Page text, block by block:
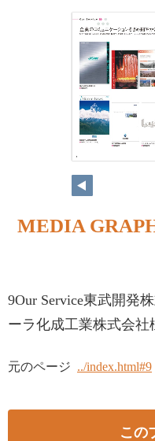
MEDIA
9Our Service東武開発
ーラ化成工業株式会社
元のページ ../index.html#9
この